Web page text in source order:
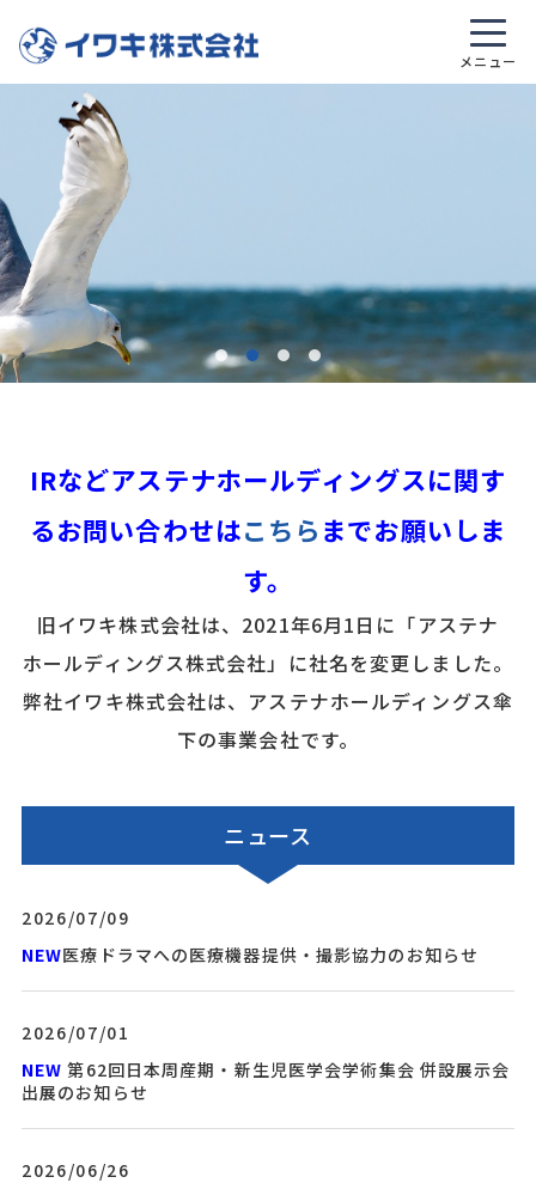
IRなどアステナホールディングスに関す
るお問い合わせはこちらまでお願いしま
す。
旧イワキ株式会社は、2021年6月1日に「アステナ
ホールディングス株式会社」に社名を変更しました。
弊社イワキ株式会社は、アステナホールディングス傘
下の事業会社です。
ニュース
2026/07/09
NEW医療ドラマへの医療機器提供・撮影協力のお知らせ
2026/07/01
NEW 第62回日本周産期・新生児医学会学術集会 併設展示会
出展のお知らせ
2026/06/26